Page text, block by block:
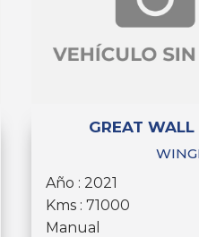
GREAT
Año : 2021
Kms : 71000
Manual